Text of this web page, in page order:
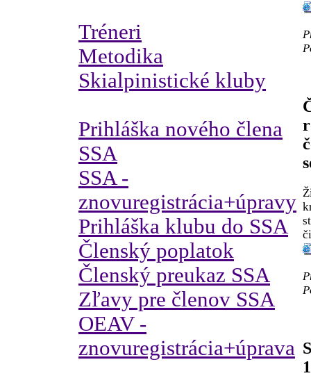
Tréneri
Metodika
Skialpinistické kluby
Prihláška nového člena
SSA
SSA -
znovuregistrácia+úpravy
Prihláška klubu do SSA
Členský poplatok
Členský preukaz SSA
Zľavy pre členov SSA
OEAV -
znovuregistrácia+úprava